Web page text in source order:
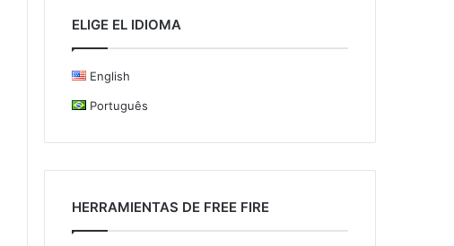
ELIGE EL IDIOMA
English
Português
HERRAMIENTAS DE FREE FIRE